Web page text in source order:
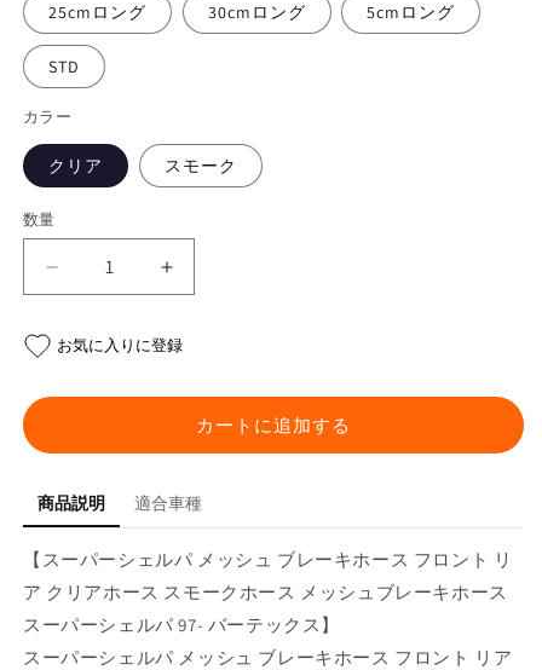
25cmロング 30cmロング 5cmロング
STD
カラー
クリア スモーク
数量
パ
シ
ル
メ
シ
ュ
ブ
レ
ス
パ
シ
ル
メ
シ
ュ
ブ
レ
お気に入りに登録
カートに追加する
商品説明 適合車種
【スーパーシェルパ メッシュ ブレーキホース フロント リ
ア クリアホース スモークホース メッシュブレーキホース
スーパーシェルパ 97- バーテックス】
スーパーシェルパ メッシュ ブレーキホース フロント リア